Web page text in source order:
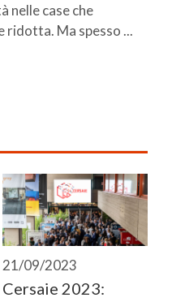
nelle case che
ridotta. Ma spesso ...
21/09/2023
Cersaie 2023: